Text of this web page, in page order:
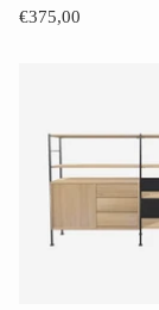
€375,00